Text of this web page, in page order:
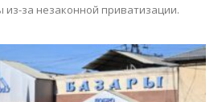
за незаконной приватизации.